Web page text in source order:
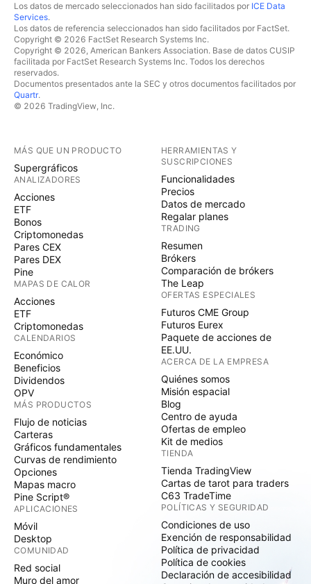
Los datos de mercado seleccionados han sido facilitados por ICE Data
Services.
Los datos de referencia seleccionados han sido facilitados por FactSet.
Copyright © 2026 FactSet Research Systems Inc.
Copyright © 2026, American Bankers Association. Base de datos CUSIP
facilitada por FactSet Research Systems Inc. Todos los derechos
reservados.
Documentos presentados ante la SEC y otros documentos facilitados por
Quartr.
© 2026 TradingView, Inc.
MÁS QUE UN PRODUCTO
Supergráficos
ANALIZADORES
Acciones
ETF
Bonos
Criptomonedas
Pares CEX
Pares DEX
Pine
MAPAS DE CALOR
Acciones
ETF
Criptomonedas
CALENDARIOS
Económico
Beneficios
Dividendos
OPV
MÁS PRODUCTOS
Flujo de noticias
Carteras
Gráficos fundamentales
Curvas de rendimiento
Opciones
Mapas macro
Pine Script®
APLICACIONES
Móvil
Desktop
COMUNIDAD
Red social
Muro del amor
HERRAMIENTAS Y
SUSCRIPCIONES
Funcionalidades
Precios
Datos de mercado
Regalar planes
TRADING
Resumen
Brókers
Comparación de brókers
The Leap
OFERTAS ESPECIALES
Futuros CME Group
Futuros Eurex
Paquete de acciones de
EE.UU.
ACERCA DE LA EMPRESA
Quiénes somos
Misión espacial
Blog
Centro de ayuda
Ofertas de empleo
Kit de medios
TIENDA
Tienda TradingView
Cartas de tarot para traders
C63 TradeTime
POLÍTICAS Y SEGURIDAD
Condiciones de uso
Exención de responsabilidad
Política de privacidad
Política de cookies
Declaración de accesibilidad